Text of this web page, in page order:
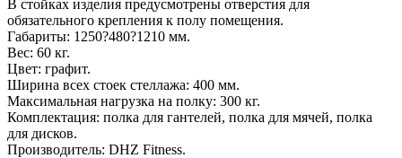
В стойках изделия предусмотрены отверстия для
обязательного крепления к полу помещения.
Габариты: 1250?480?1210 мм.
Вес: 60 кг.
Цвет: графит.
Ширина всех стоек стеллажа: 400 мм.
Максимальная нагрузка на полку: 300 кг.
Комплектация: полка для гантелей, полка для мячей, полка
для дисков.
Производитель: DHZ Fitness.